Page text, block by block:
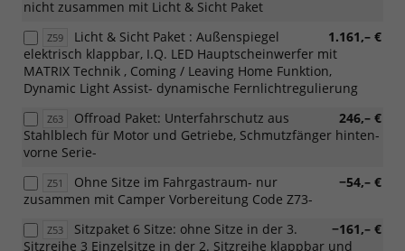
nicht zusammen mit Licht & Sicht Paket
Z59 1.161,– €
Licht & Sicht Paket : Außenspiegel
elektrisch klappbar, I.Q. LED Hauptscheinwerfer mit
MATRIX Technik , Coming / Leaving Home Funktion,
Dynamic Light Assist- dynamische Fernlichtregulierung
Z63 246,– €
Offroad Paket: Unterfahrschutz aus
Stahlblech für Motor und Getriebe, Schmutzfänger hinten-
vorne Serie-
Z51 −54,– €
Ohne Sitze im Fahrgastraum- nur
zusammen mit Camper Vorbereitung Code Z73-
Z53 −161,– €
Sitzpaket 6 Sitze: ohne Sitze in der 3.
Sitzreihe 3 Einzelsitze in der 2. Sitzreihe klappbar und